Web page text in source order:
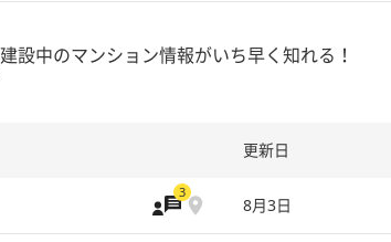
建設中のマンション情報がいち早く知れる！
更新日
3
8月3日